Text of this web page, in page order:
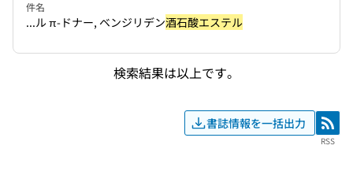
件名
...ル π-ドナー, ベンジリデン酒石酸エステル
検索結果は以上です。
書誌情報を一括出力 RSS
RSS